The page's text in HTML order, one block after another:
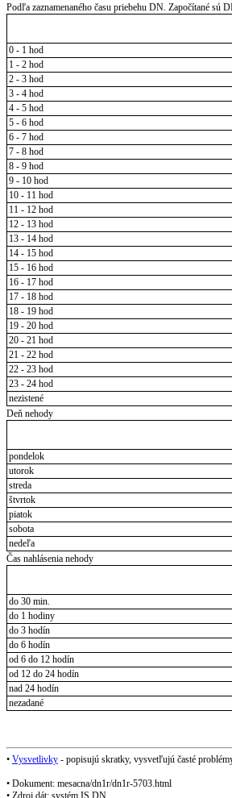
Podľa zaznamenaného času priebehu DN. Započítané sú
0 - 1 hod
1 - 2 hod
2 - 3 hod
3 - 4 hod
4 - 5 hod
5 - 6 hod
6 - 7 hod
7 - 8 hod
8 - 9 hod
9 - 10 hod
10 - 11 hod
11 - 12 hod
12 - 13 hod
13 - 14 hod
14 - 15 hod
15 - 16 hod
16 - 17 hod
17 - 18 hod
18 - 19 hod
19 - 20 hod
20 - 21 hod
21 - 22 hod
22 - 23 hod
23 - 24 hod
nezistené
Deň nehody
pondelok
utorok
streda
štvrtok
piatok
sobota
nedeľa
Čas nahlásenia nehody
do 30 min.
do 1 hodiny
do 3 hodín
do 6 hodín
od 6 do 12 hodín
od 12 do 24 hodín
nad 24 hodín
nezadané
• Vysvetlivky - popisujú skratky, vysvetľujú časté
• Dokument: mesacna/dn1r/dn1r-5703.html
• Zdroj dát: systém IS DN